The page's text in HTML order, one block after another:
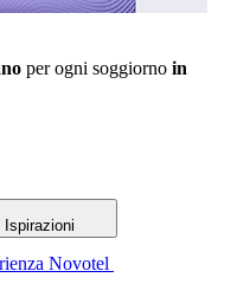
per ogni soggiorno in
Ispirazioni
Novotel